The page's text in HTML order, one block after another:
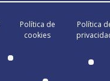
Política de
cookies
Política